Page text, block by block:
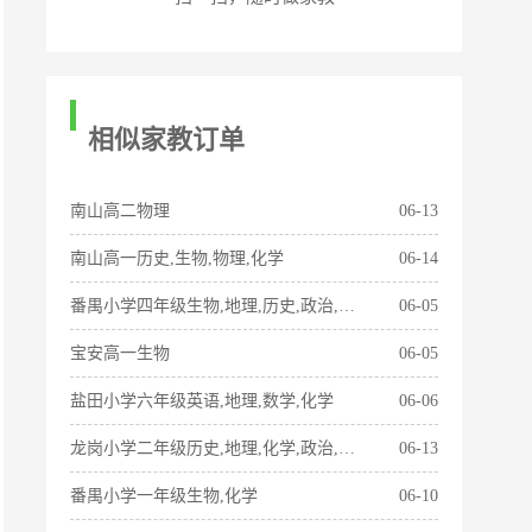
相似家教订单
南山高二物理 06-13
南山高一历史,生物,物理,化学 06-14
番禺小学四年级生物,地理,历史,政治,物理,数学 06-05
宝安高一生物 06-05
盐田小学六年级英语,地理,数学,化学 06-06
龙岗小学二年级历史,地理,化学,政治,数学,语文 06-13
番禺小学一年级生物,化学 06-10